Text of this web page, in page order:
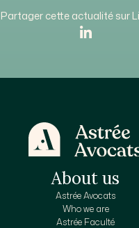
Partager cette actualité sur
About us
Astrée Avocats
Who we are
Astrée Faculté